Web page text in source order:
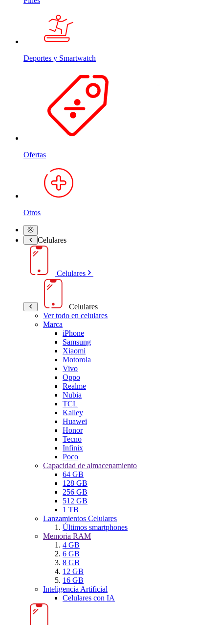
Deportes y Smartwatch
Ofertas
Otros
Celulares
Celulares
Celulares
Ver todo en celulares
Marca
iPhone
Samsung
Xiaomi
Motorola
Vivo
Oppo
Realme
Nubia
TCL
Kalley
Huawei
Honor
Tecno
Infinix
Poco
Capacidad de almacenamiento
64 GB
128 GB
256 GB
512 GB
1 TB
Lanzamientos Celulares
Últimos smartphones
Memoria RAM
4 GB
6 GB
8 GB
12 GB
16 GB
Inteligencia Artificial
Celulares con IA